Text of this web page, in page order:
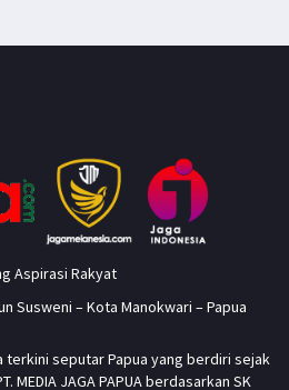
Aspirasi Rakyat
Susweni – Kota Manokwari – Papua
terkini seputar Papua yang berdiri sejak
MEDIA JAGA PAPUA berdasarkan SK